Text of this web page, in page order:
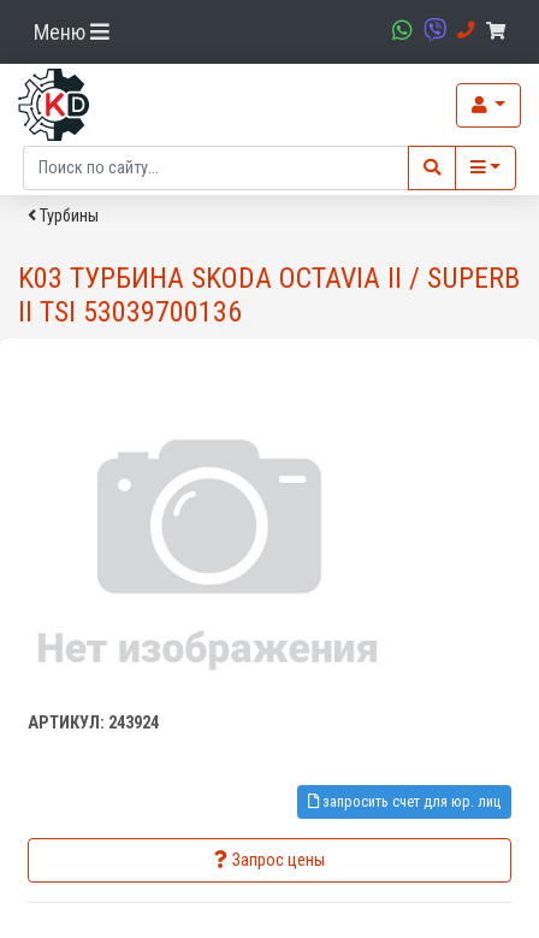
Меню
Турбины
K03 ТУРБИНА SKODA OCTAVIA II / SUPERB
II TSI 53039700136
АРТИКУЛ: 243924
запросить счет для юр. лиц
Запрос цены